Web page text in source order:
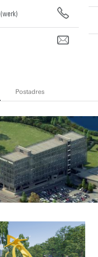
(werk)
Postadres